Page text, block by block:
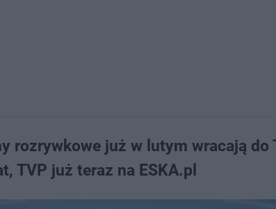
rozrywkowe już w lutym wracają do
TVP już teraz na ESKA.pl